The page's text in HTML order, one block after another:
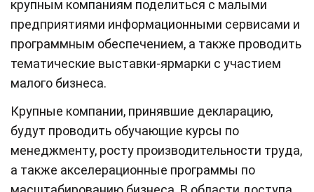
крупным компаниям поделиться с малыми
предприятиями информационными сервисами и
программным обеспечением, а также проводить
тематические выставки-ярмарки с участием
малого бизнеса.
Крупные компании, принявшие декларацию,
будут проводить обучающие курсы по
менеджменту, росту производительности труда,
а также акселерационные программы по